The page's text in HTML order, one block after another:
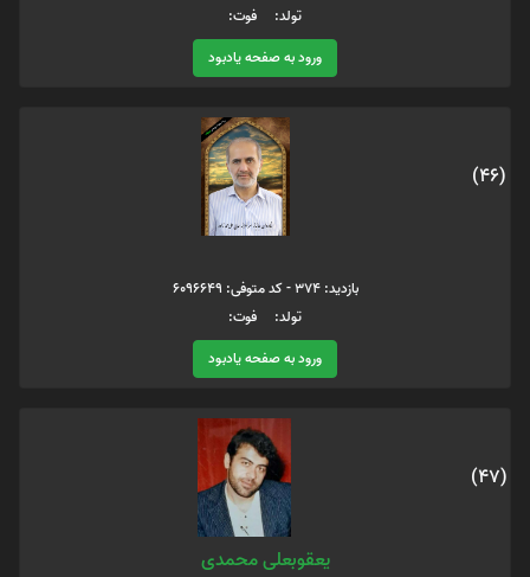
تولد: فوت:
ورود به صفحه یادبود
(46)
بازدید: 374 - کد متوفی: 6096649
تولد: فوت:
ورود به صفحه یادبود
(47)
یعقوبعلی محمدی